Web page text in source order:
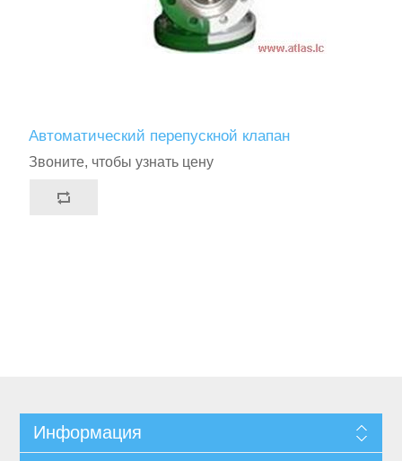
Автоматический перепускной клапан
Звоните, чтобы узнать цену
Информация